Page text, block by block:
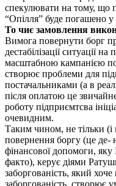
спекулювати на тому, що
“Опілля” буде погашено у
То чиє замовлення
Вимога повернути борг
дестабілізації ситуації
масштабною кампанією по
створює проблеми для
постачальниками (а в
після оплатою це
роботу підприємтсва
очевидним.
Таким чином, не тільки
повернення боргу (це де-
фінансової допомоги, яку
факто), керує діями
заборгованість, який